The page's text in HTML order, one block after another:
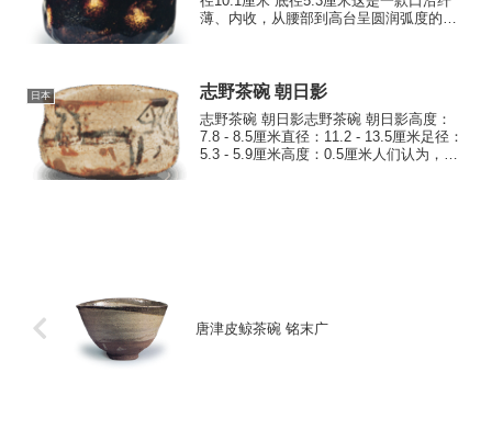
薄、内收，从腰部到高台呈圆润弧度的大
底面平...
日本 志野茶碗 朝日影
志野茶碗 朝日影志野茶碗 朝日影高度：
7.8 - 8.5厘米直径：11.2 - 13.5厘米足径：
5.3 - 5.9厘米高度：0.5厘米人们认为，这
唐津皮鲸茶碗 铭末广